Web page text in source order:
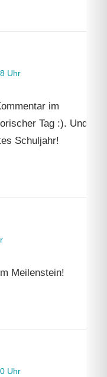
Uhr
im
Tag :). Und
Schuljahr!
Meilenstein!
Uhr